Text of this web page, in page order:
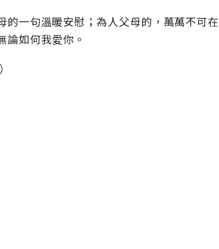
一句溫暖安慰；為人父母的，萬萬不可在
論如何我愛你。